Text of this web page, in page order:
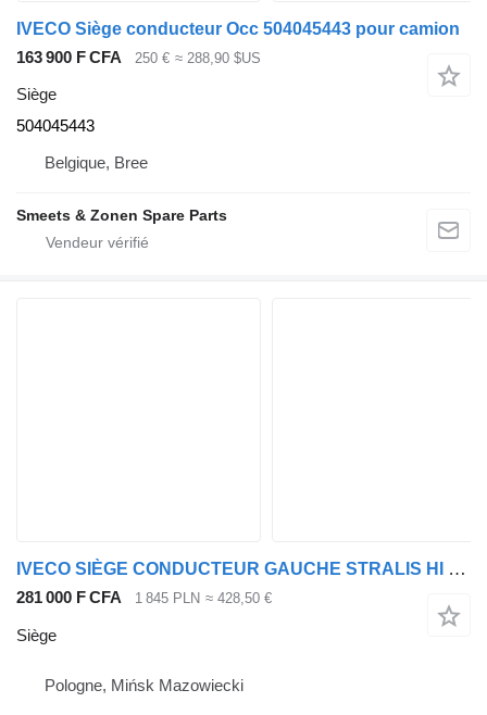
IVECO Siège conducteur Occ 504045443 pour camion
163 900 F CFA
250 € ≈ 288,90 $US
Siège
504045443
Belgique, Bree
Smeets & Zonen Spare Parts
IVECO SIÈGE CONDUCTEUR GAUCHE STRALIS HI WAY
281 000 F CFA 1 845 PLN ≈ 428,50 €
Siège
Pologne, Mińsk Mazowiecki